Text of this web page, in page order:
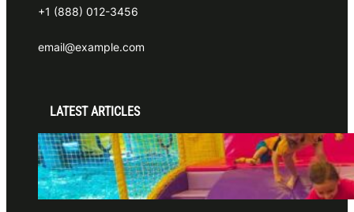
+1 (888) 012-3456
email@example.com
LATEST ARTICLES